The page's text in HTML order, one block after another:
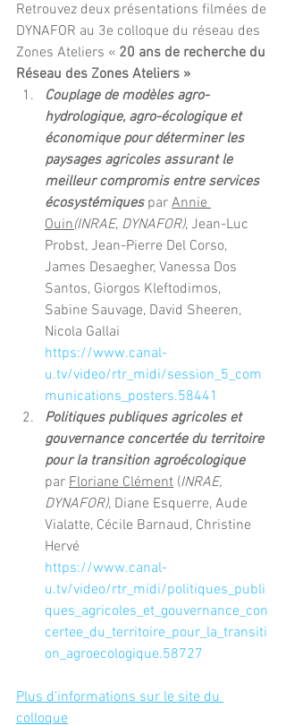
Retrouvez deux présentations filmées de
DYNAFOR au 3e colloque du réseau des
Zones Ateliers « 20 ans de recherche du
Réseau des Zones Ateliers »
Couplage de modèles agro-
hydrologique, agro-écologique et
économique pour déterminer les
paysages agricoles assurant le
meilleur compromis entre services
écosystémiques par Annie
Ouin(INRAE, DYNAFOR), Jean-Luc
Probst, Jean-Pierre Del Corso,
James Desaegher, Vanessa Dos
Santos, Giorgos Kleftodimos,
Sabine Sauvage, David Sheeren,
Nicola Gallai
https://www.canal-
u.tv/video/rtr_midi/session_5_com
munications_posters.58441
Politiques publiques agricoles et
gouvernance concertée du territoire
pour la transition agroécologique
par Floriane Clément (INRAE,
DYNAFOR), Diane Esquerre, Aude
Vialatte, Cécile Barnaud, Christine
Hervé
https://www.canal-
u.tv/video/rtr_midi/politiques_publi
ques_agricoles_et_gouvernance_con
certee_du_territoire_pour_la_transiti
on_agroecologique.58727
Plus d'informations sur le site du
colloque